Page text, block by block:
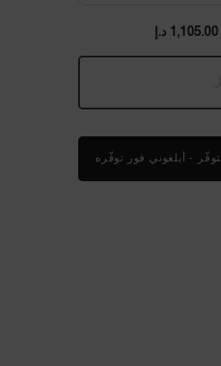
1,105.00 د.إ
- أبلغوني فور توفّره